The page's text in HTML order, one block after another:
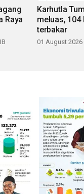
Raya
Karhutla
meluas, 104
terbakar
01 August 2026